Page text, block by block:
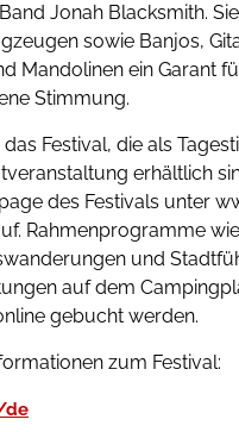
Jonah Blacksmith.
sowie Banjos,
Mandolinen ein Garant
Stimmung.
Festival, die als
erhältlich
des Festivals unter
Rahmenprogramme
und
auf dem
gebucht werden.
zum Festival:
de